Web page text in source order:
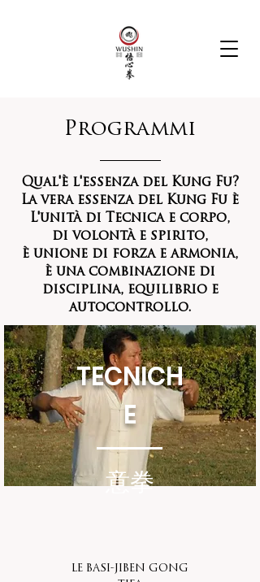
Programmi
Qual'è l'essenza del Kung Fu?
La vera essenza del Kung Fu è
L'unità di Tecnica e corpo,
di volontà e spirito,
è unione di forza e armonia,
è una combinazione di
disciplina, equilibrio e
autocontrollo.
意拳
TECNICH
E
Le Basi-Jiben gong